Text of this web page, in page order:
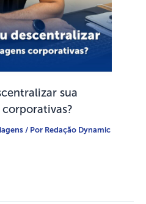
sua
/ Por Redação Dynamic